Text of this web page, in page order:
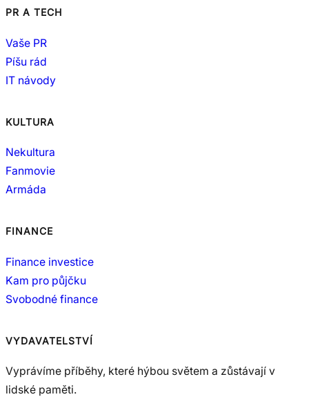
PR A TECH
Vaše PR
Píšu rád
IT návody
KULTURA
Nekultura
Fanmovie
Armáda
FINANCE
Finance investice
Kam pro půjčku
Svobodné finance
VYDAVATELSTVÍ
Vyprávíme příběhy, které hýbou světem a zůstávají v
lidské paměti.